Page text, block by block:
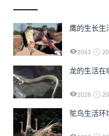
鹰的生长生
2043
龙的生活在
2028
鸵鸟生活环